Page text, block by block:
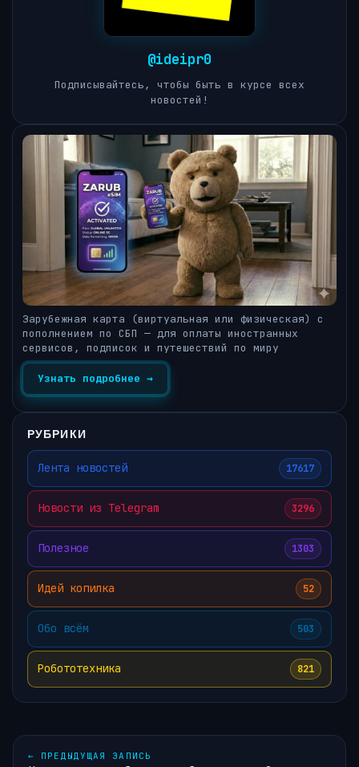
@ideipr0
Подписывайтесь, чтобы быть в курсе всех
новостей!
Зарубежная карта (виртуальная или физическая) с
пополнением по СБП — для оплаты иностранных
сервисов, подписок и путешествий по миру
Узнать подробнее →
РУБРИКИ
Лента новостей 17617
Новости из Telegram 3296
Полезное 1303
Идей копилка 52
Обо всём 503
Робототехника 821
← ПРЕДЫДУЩАЯ ЗАПИСЬ